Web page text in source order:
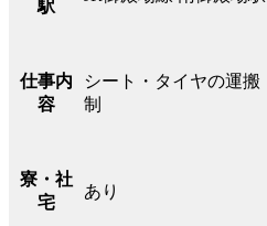
駅
仕事内
容
シート・タイヤの運
制
寮・社
宅
あり